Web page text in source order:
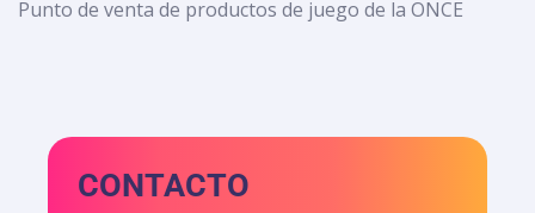
Punto de venta de productos de juego de la ONCE
CONTACTO